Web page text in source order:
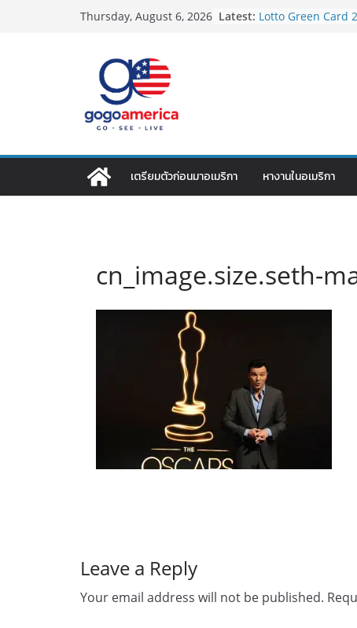
Thursday, August 6, 2026 Latest: Lotto Green Card
ไหนดี ปลอดภัย และ
เดินทางจากสนามบิ
เตรียมตัวก่อนมาอเมริกา หางานในอเมริกา
cn_image.size.seth-
Leave a Reply
Your email address will not be published.